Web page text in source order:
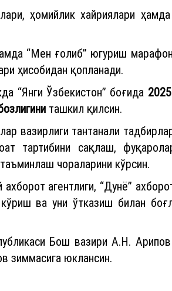
ҳомийлик хайриялари ҳамда
“Мен ғолиб” югуриш
ҳисобидан қопланади.
“Янги Ўзбекистон” боғида
ташкил қилсин.
вазирлиги тантанали
тартибини сақлаш,
чораларини кўрсин.
агентлиги, “Дунё”
ва уни ўтказиш билан
Бош вазири А.Н.
зиммасига юклансин.